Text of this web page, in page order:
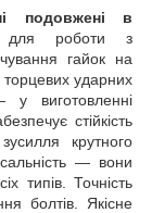
подовжені в
для роботи з
гайок на
ударних
у виготовленні
стійкість
крутного
— вони
типів. Точність
болтів. Якісне